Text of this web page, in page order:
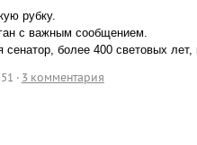
рубку.
с важным сообщением.
более 400 световых лет,
· 3 комментария